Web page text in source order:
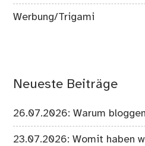
Werbung/Trigami
Neueste Beiträge
26.07.2026: Warum
23.07.2026: Womit haben